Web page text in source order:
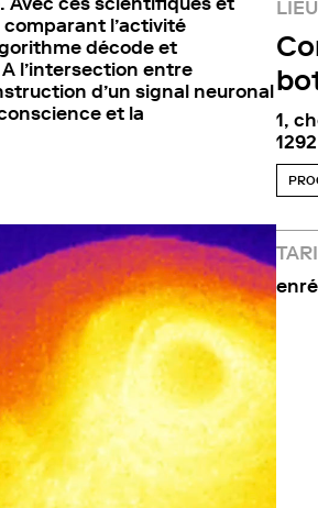
LIEU
1,
comparant l’activité
décode et
l’intersection entre
d’un signal neuronal
et la